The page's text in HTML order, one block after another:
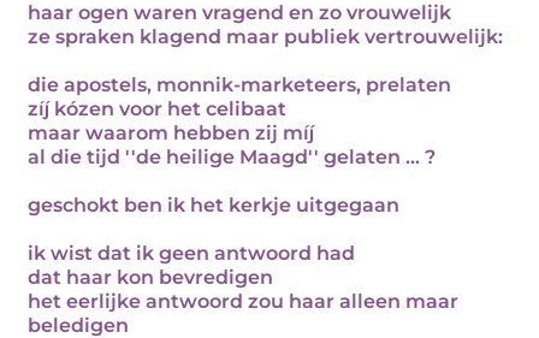
haar ogen waren vragend en zo vrouwelijk
ze spraken klagend maar publiek vertrouwelijk:
die apostels, monnik-marketeers, prelaten
zíj kózen voor het celibaat
maar waarom hebben zij míj
al die tijd ''de heilige Maagd'' gelaten ... ?
geschokt ben ik het kerkje uitgegaan
ik wist dat ik geen antwoord had
dat haar kon bevredigen
het eerlijke antwoord zou haar alleen maar
beledigen